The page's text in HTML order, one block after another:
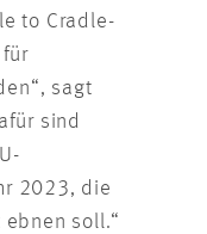
to Cradle-
für
sagt
sind
2023, die
soll.“